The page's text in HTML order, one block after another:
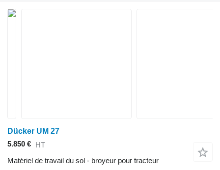
Dücker UM 27
5.850 € HT
Matériel de travail du sol - broyeur pour tracteur